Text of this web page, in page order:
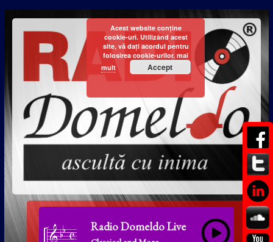
Radio Domeldo Live
Acest website conține
cookie-uri. Utilizând acest
site, vă dați acordul pentru
folosirea cookie-urilor. mai
mult
Accept